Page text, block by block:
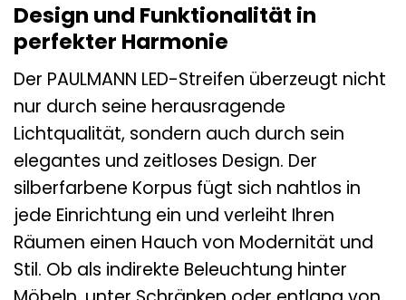
Design und Funktionalität in
perfekter Harmonie
Der PAULMANN LED-Streifen überzeugt nicht
nur durch seine herausragende
Lichtqualität, sondern auch durch sein
elegantes und zeitloses Design. Der
silberfarbene Korpus fügt sich nahtlos in
jede Einrichtung ein und verleiht Ihren
Räumen einen Hauch von Modernität und
Stil. Ob als indirekte Beleuchtung hinter